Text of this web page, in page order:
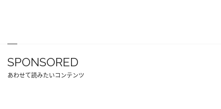
SPONSORED
あわせて読みたいコンテンツ